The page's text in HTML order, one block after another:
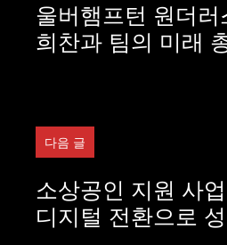
울버햄프턴 원더
희찬과 팀의 미래
다음 글
소상공인 지원 사
디지털 전환으로